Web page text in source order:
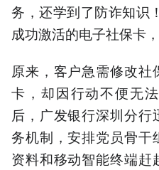
务，还学到了防诈知识
成功激活的电子社保卡，
原来，客户急需修改社
卡，却因行动不便无
后，广发银行深圳分行
务机制，安排党员骨干
资料和移动智能终端赶